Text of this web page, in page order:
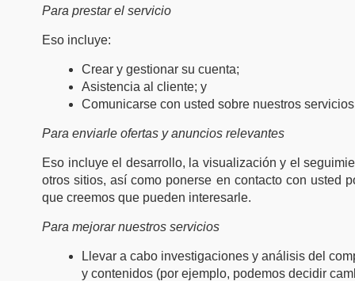
Para prestar el servicio
Eso incluye:
Crear y gestionar su cuenta;
Asistencia al cliente; y
Comunicarse con usted sobre nuestros
Para enviarle ofertas y anuncios relevantes
Eso incluye el desarrollo, la visualización y el
otros sitios, así como ponerse en contacto con usted
que creemos que pueden interesarle.
Para mejorar nuestros servicios
Llevar a cabo investigaciones y análisis del
y contenidos (por ejemplo, podemos decidir